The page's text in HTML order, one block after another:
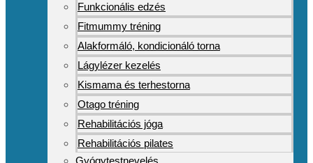
Funkcionális edzés
Fitmummy tréning
Alakformáló, kondicionáló torna
Lágylézer kezelés
Kismama és terhestorna
Otago tréning
Rehabilitációs jóga
Rehabilitációs pilates
Gyógytestnevelés